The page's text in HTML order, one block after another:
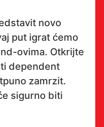
novo
put igrat ćemo
ovima. Otkrijte
dependent
zamrzit.
sigurno biti